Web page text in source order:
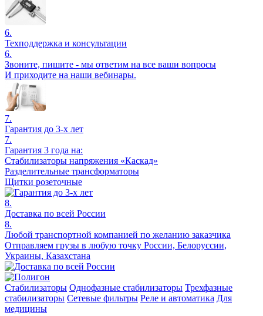
6.
Техподдержка и консультации
6.
Звоните, пишите - мы ответим на все ваши вопросы
И приходите на наши вебинары.
7.
Гарантия до 3-х лет
7.
Гарантия 3 года на:
Стабилизаторы напряжения «Каскад»
Разделительные трансформаторы
Щитки розеточные
8.
Доставка по всей России
8.
Любой транспортной компанией по желанию заказчика
Отправляем грузы в любую точку России, Белоруссии,
Украины, Казахстана
Стабилизаторы Однофазные стабилизаторы Трехфазные
стабилизаторы Сетевые фильтры Реле и автоматика Для
медицины